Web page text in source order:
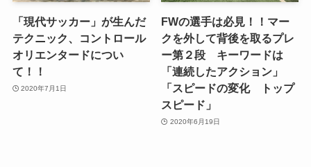
「現代サッカー」が生んだ
テクニック、コントロール
オリエンタードについ
て！！
2020年7月1日
FWの選手は必見！！マー
クを外して背後を取るプレ
ー第２段 キーワードは
「連続したアクション」
「スピードの変化 トップ
スピード」
2020年6月19日